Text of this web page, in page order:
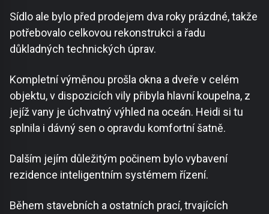
Sídlo ale bylo před prodejem dva roky prázdné, takže
potřebovalo celkovou rekonstrukci a řadu
důkladných technických úprav.
Kompletní výměnou prošla okna a dveře v celém
objektu, v dispozicích vily přibyla hlavní koupelna, z
jejíž vany je úchvatný výhled na oceán. Heidi si tu
splnila i dávný sen o opravdu komfortní šatně.
Dalším jejím důležitým počinem bylo vybavení
rezidence inteligentním systémem řízení.
Během stavebních a ostatních prací, trvajících